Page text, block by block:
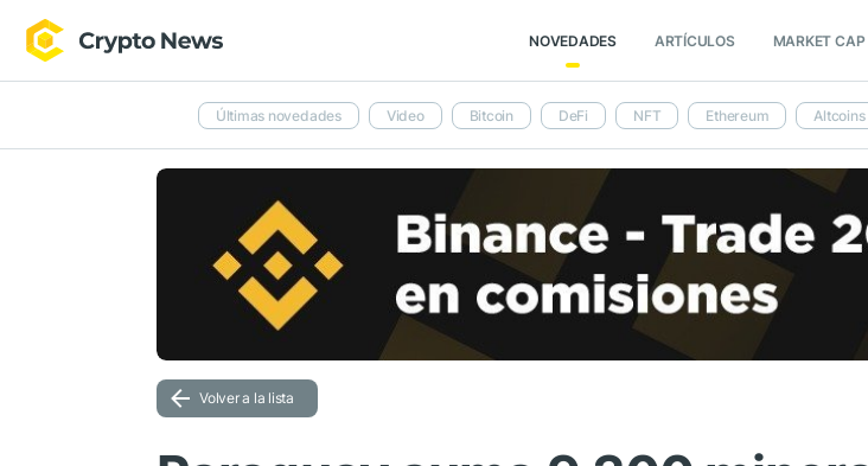
NOVEDADES ARTÍCULOS MARKET CAP
Últimas novedades Video Bitcoin DeFi NFT Ethereum Altcoins
Volver a la lista